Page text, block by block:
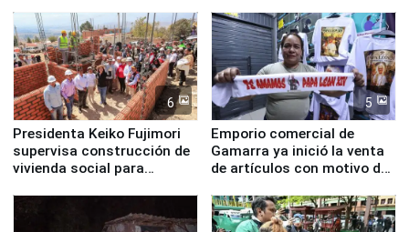
educación, salud y empleo
6
Presidenta Keiko Fujimori
supervisa construcción de
vivienda social para
5
Emporio comercial de
Gamarra ya inició la venta
de artículos con motivo de